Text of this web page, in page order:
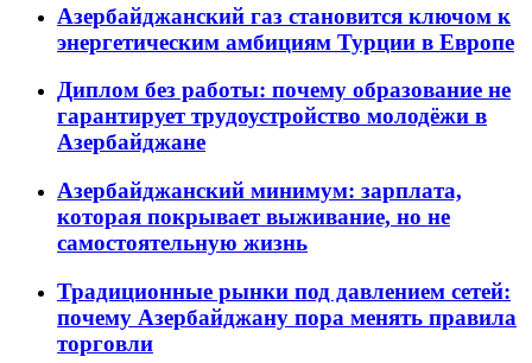
Азербайджанский газ становится ключом к
энергетическим амбициям Турции в Европе
Диплом без работы: почему образование не
гарантирует трудоустройство молодёжи в
Азербайджане
Азербайджанский минимум: зарплата,
которая покрывает выживание, но не
самостоятельную жизнь
Традиционные рынки под давлением сетей:
почему Азербайджану пора менять правила
торговли